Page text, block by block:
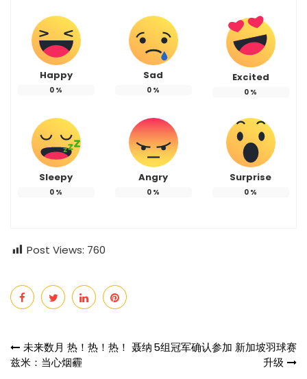
Happy
0 %
Sad
0 %
Excited
0 %
Sleepy
0 %
Angry
0 %
Surprise
0 %
Post Views: 760
Post
未来数月 热！热！热！ 聂纳
兹米：当心烟霾
5组冠军确认参加 新加坡羽球赛
升级